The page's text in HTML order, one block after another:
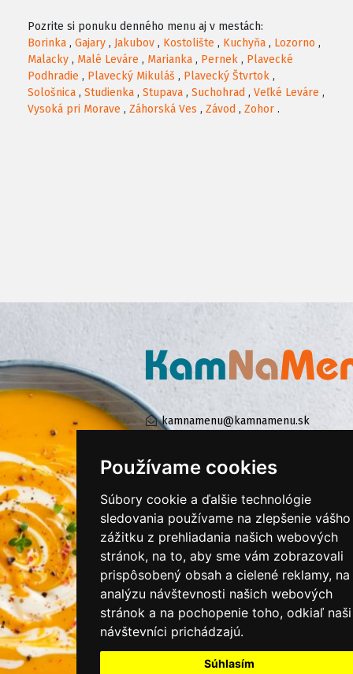
Používame cookies
Súbory cookie a ďalšie technológie
sledovania používame na zlepšenie vášho
zážitku z prehliadania našich webových
stránok, na to, aby sme vám zobrazovali
prispôsobený obsah a cielené reklamy, na
analýzu návštevnosti našich webových
stránok a na pochopenie toho, odkiaľ naši
návštevníci prichádzajú.
Súhlasím
Pozrite si ponuku denného menu aj v mestách:
Borinka , Gajary , Jakubov , Kostolište , Kuchyňa , Lozorno ,
Malacky , Malé Leváre , Marianka , Pernek , Plavecké
Podhradie , Plavecký Mikuláš , Plavecký Štvrtok ,
Sološnica , Studienka , Stupava , Suchohrad , Veľké Leváre ,
Vysoká pri Morave , Záhorská Ves , Závod , Zohor .
kamnamenu@kamnamenu.sk
KONTAKTUJTE NÁS
PRIHLÁSIŤ SA DO ZÁKAZNÍCKEJ ZÓNY
Všeobecné obchodné podmienky
Ochrana osobných údajov
Cookies